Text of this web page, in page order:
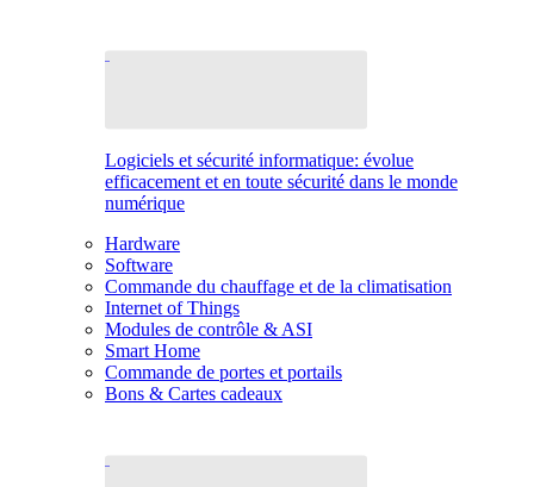
Logiciels et sécurité informatique: évolue
efficacement et en toute sécurité dans le monde
numérique
Hardware
Software
Commande du chauffage et de la climatisation
Internet of Things
Modules de contrôle & ASI
Smart Home
Commande de portes et portails
Bons & Cartes cadeaux